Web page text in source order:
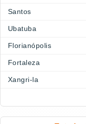
Santos
Ubatuba
Florianópolis
Fortaleza
Xangri-la